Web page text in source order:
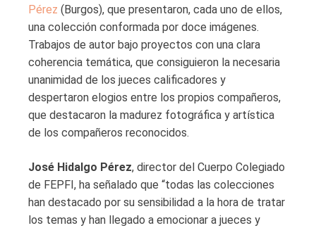
Pérez (Burgos), que presentaron, cada uno de ellos,
una colección conformada por doce imágenes.
Trabajos de autor bajo proyectos con una clara
coherencia temática, que consiguieron la necesaria
unanimidad de los jueces calificadores y
despertaron elogios entre los propios compañeros,
que destacaron la madurez fotográfica y artística
de los compañeros reconocidos.
José Hidalgo Pérez, director del Cuerpo Colegiado
de FEPFI, ha señalado que “todas las colecciones
han destacado por su sensibilidad a la hora de tratar
los temas y han llegado a emocionar a jueces y